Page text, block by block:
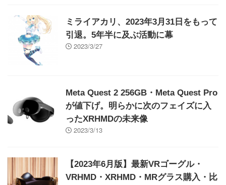
ミライアカリ、2023年3月31日をもって
引退。5年半に及ぶ活動に幕
2023/3/27
Meta Quest 2 256GB・Meta Quest Pro
が値下げ。明らかに次のフェイズに入
ったXRHMDの未来像
2023/3/13
【2023年6月版】最新VRゴーグル・
VRHMD・XRHMD・MRグラス購入・比